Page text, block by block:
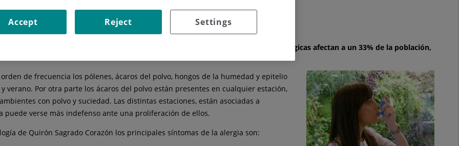
que casi 400 millones de personas padecen rinitis alérgica. Las enfermedades alérgicas afectan a un 33% de la población,
de frecuencia los pólenes, ácaros del polvo, hongos de la humedad y epitelio
verano. Por otra parte los ácaros del polvo están presentes en cualquier estación,
con polvo y suciedad. Las distintas estaciones, están asociadas a
verse más indefenso ante una proliferación de ellos.
de Quirón Sagrado Corazón los principales síntomas de la alergia son:
Settings
Reject
Accept